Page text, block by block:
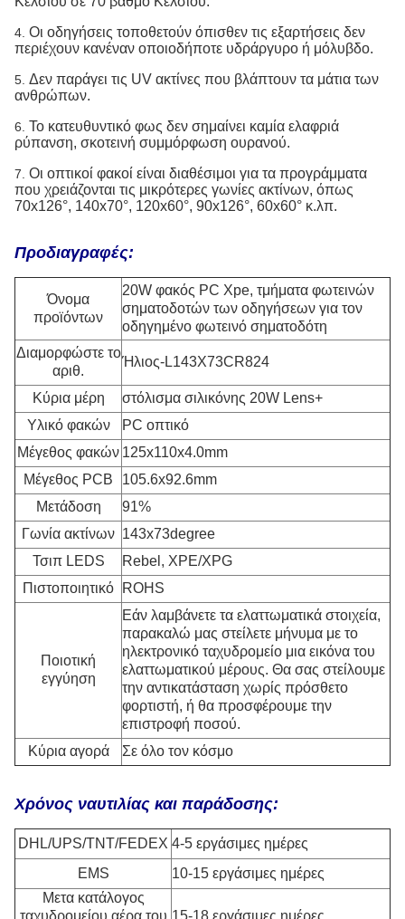
4. Οι οδηγήσεις τοποθετούν όπισθεν τις εξαρτήσεις δεν
περιέχουν κανέναν οποιοδήποτε υδράργυρο ή μόλυβδο.
5. Δεν παράγει τις UV ακτίνες που βλάπτουν τα μάτια των
ανθρώπων.
6. Το κατευθυντικό φως δεν σημαίνει καμία ελαφριά
ρύπανση, σκοτεινή συμμόρφωση ουρανού.
7. Οι οπτικοί φακοί είναι διαθέσιμοι για τα προγράμματα
που χρειάζονται τις μικρότερες γωνίες ακτίνων, όπως
70x126°, 140x70°, 120x60°, 90x126°, 60x60° κ.λπ.
Προδιαγραφές:
Όνομα
προϊόντων
20W φακός PC Xpe, τμήματα φωτεινών
σηματοδοτών των οδηγήσεων για τον
οδηγημένο φωτεινό σηματοδότη
Διαμορφώστε το
αριθ.
Ήλιος-L143X73CR824
Κύρια μέρη
στόλισμα σιλικόνης 20W Lens+
Υλικό φακών
PC οπτικό
Μέγεθος φακών 125x110x4.0mm
Μέγεθος PCB
105.6x92.6mm
Μετάδοση
91%
Γωνία ακτίνων 143x73degree
Τσιπ LEDS
Rebel, XPE/XPG
Πιστοποιητικό
ROHS
Ποιοτική
εγγύηση
Εάν λαμβάνετε τα ελαττωματικά στοιχεία,
παρακαλώ μας στείλετε μήνυμα με το
ηλεκτρονικό ταχυδρομείο μια εικόνα του
ελαττωματικού μέρους. Θα σας στείλουμε
την αντικατάσταση χωρίς πρόσθετο
φορτιστή, ή θα προσφέρουμε την
επιστροφή ποσού.
Κύρια αγορά
Σε όλο τον κόσμο
Χρόνος ναυτιλίας και παράδοσης:
DHL/UPS/TNT/FEDEX 4-5 εργάσιμες ημέρες
EMS
10-15 εργάσιμες ημέρες
Μετα κατάλογος
ταχυδρομείου αέρα του 15-18 εργάσιμες ημέρες